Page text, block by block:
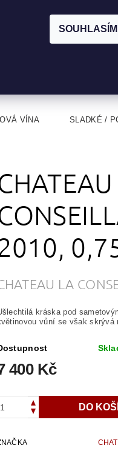
VÍNA SLADKÉ /
LA
kráska pod
vůní se však
400 Kč
SOUHLASÍM